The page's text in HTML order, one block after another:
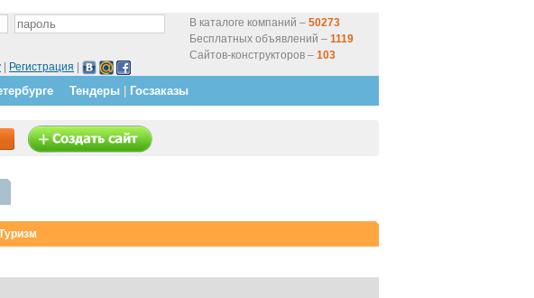
В каталоге компаний – 50273
Бесплатных объявлений – 1119
Сайтов-конструкторов – 103
Регистрация
Тендеры Госзаказы